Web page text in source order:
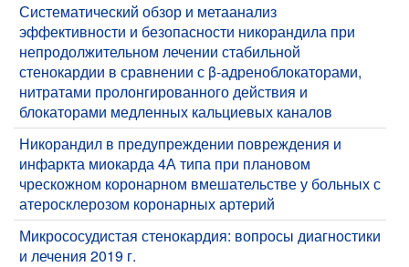
Систематический обзор и метаанализ
эффективности и безопасности никорандила при
непродолжительном лечении стабильной
стенокардии в сравнении с β-адреноблокаторами,
нитратами пролонгированного действия и
блокаторами медленных кальциевых каналов
Никорандил в предупреждении повреждения и
инфаркта миокарда 4А типа при плановом
чрескожном коронарном вмешательстве у больных с
атеросклерозом коронарных артерий
Микрососудистая стенокардия: вопросы диагностики
и лечения 2019 г.